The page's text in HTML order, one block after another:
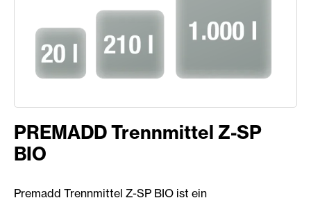
PREMADD Trennmittel Z-SP
BIO
Premadd Trennmittel Z-SP BIO ist ein